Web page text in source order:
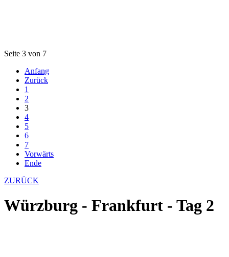
Seite 3 von 7
Anfang
Zurück
1
2
3
4
5
6
7
Vorwärts
Ende
ZURÜCK
Würzburg - Frankfurt - Tag 2